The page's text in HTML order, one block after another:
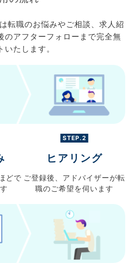
転職のお悩みやご相談、求人紹
のアフターフォローまで完全無
たします。
どで
STEP.2
ヒアリング
ご登録後、 アドバイザーが転
職のご希望を伺います